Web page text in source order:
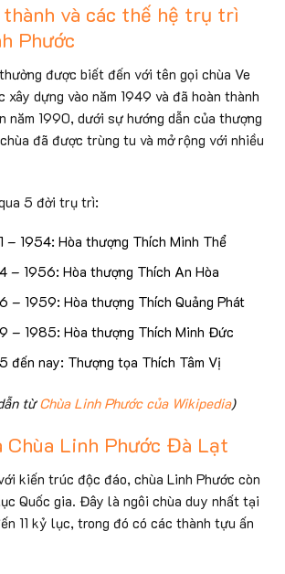
và các thế hệ trụ trì
Phước
được biết đến với tên gọi chùa Ve
xây dựng vào năm 1949 và đã hoàn thành
năm 1990, dưới sự hướng dẫn của thượng
đã được trùng tu và mở rộng với nhiều
5 đời trụ trì:
– 1954: Hòa thượng Thích Minh Thể
– 1956: Hòa thượng Thích An Hòa
– 1959: Hòa thượng Thích Quảng Phát
– 1985: Hòa thượng Thích Minh Đức
đến nay: Thượng tọa Thích Tâm Vị
từChùa Linh Phước của Wikipedia)
Chùa Linh Phước Đà Lạt
kiến trúc độc đáo, chùa Linh Phước còn
Quốc gia. Đây là ngôi chùa duy nhất tại
11 kỷ lục, trong đó có các thành tựu ấn